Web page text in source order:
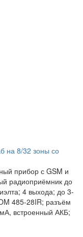
на 8/32 зоны со
прибор с GSM и
радиоприёмник до
4 выхода; до 3-
485-28IR; разъём
встроенный АКБ;